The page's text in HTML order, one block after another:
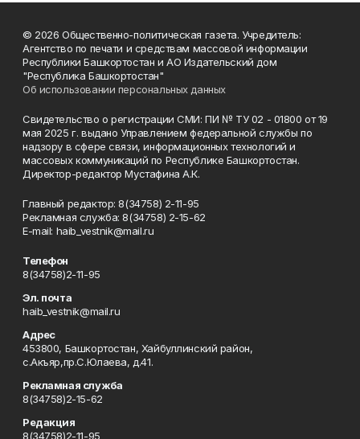
© 2026 Общественно-политическая газета. Учредитель:
Агентство по печати и средствам массовой информации
Республики Башкортостан и АО Издательский дом
"Республика Башкортостан"
Об использовании персональных данных
Свидетельство о регистрации СМИ: ПИ № ТУ 02 - 01800 от 19
мая 2025 г. выдано Управлением федеральной службы по
надзору в сфере связи, информационных технологий и
массовых коммуникаций по Республике Башкортостан.
Директор-редактор Мустафина А.К.
Главный редактор: 8(34758) 2-11-95
Рекламная служба: 8(34758) 2-15-62
Е-mаil: haib_vestnik@mail.ru
Телефон
8(34758)2-11-95
Эл. почта
haib_vestnik@mail.ru
Адрес
453800, Башкортостан, Хайбуллинский район,
с.Акъяр,пр.С.Юлаева, д.41.
Рекламная служба
8(34758)2-15-62
Редакция
8(34758)2-11-95